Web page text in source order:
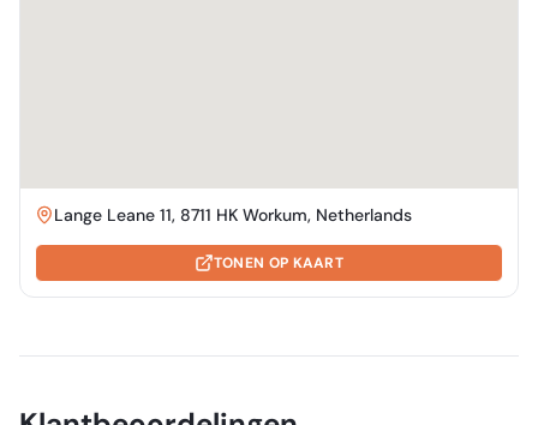
Lange Leane 11, 8711 HK Workum, Netherlands
TONEN OP KAART